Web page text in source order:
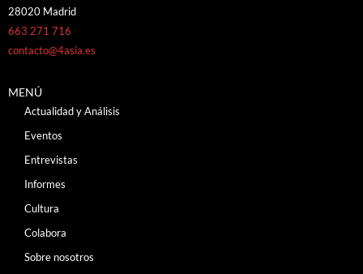
28020 Madrid
663 271 716
contacto@4asia.es
MENÚ
Actualidad y Análisis
Eventos
Entrevistas
Informes
Cultura
Colabora
Sobre nosotros